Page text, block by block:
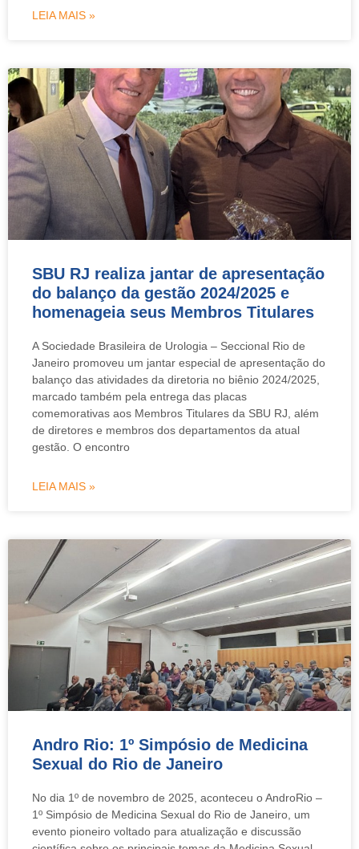
LEIA MAIS »
SBU RJ realiza jantar de apresentação
do balanço da gestão 2024/2025 e
homenageia seus Membros Titulares
A Sociedade Brasileira de Urologia – Seccional Rio de
Janeiro promoveu um jantar especial de apresentação do
balanço das atividades da diretoria no biênio 2024/2025,
marcado também pela entrega das placas
comemorativas aos Membros Titulares da SBU RJ, além
de diretores e membros dos departamentos da atual
gestão. O encontro
LEIA MAIS »
Andro Rio: 1º Simpósio de Medicina
Sexual do Rio de Janeiro
No dia 1º de novembro de 2025, aconteceu o AndroRio –
1º Simpósio de Medicina Sexual do Rio de Janeiro, um
evento pioneiro voltado para atualização e discussão